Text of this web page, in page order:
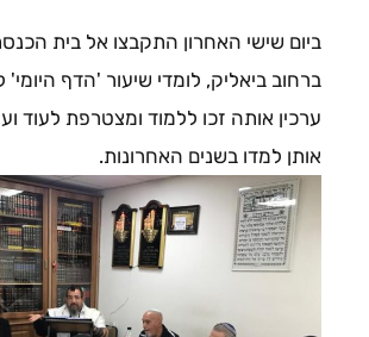
ביום שישי האחרון התקבצו אל בית
ברחוב ביאליק, לומדי שיעור 'הדף
ערכין אותה זכו ללמוד ומצטרפת לעוד
אותן למדו בשנים האחרונות.